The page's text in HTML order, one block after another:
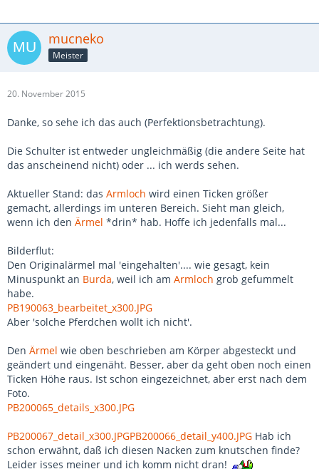
mucneko
Meister
20. November 2015
Danke, so sehe ich das auch (Perfektionsbetrachtung).
Die Schulter ist entweder ungleichmäßig (die andere Seite hat
das anscheinend nicht) oder ... ich werds sehen.
Aktueller Stand: das Armloch wird einen Ticken größer
gemacht, allerdings im unteren Bereich. Sieht man gleich,
wenn ich den Ärmel *drin* hab. Hoffe ich jedenfalls mal...
Bilderflut:
Den Originalärmel mal 'eingehalten'.... wie gesagt, kein
Minuspunkt an Burda, weil ich am Armloch grob gefummelt
habe.
PB190063_bearbeitet_x300.JPG
Aber 'solche Pferdchen wollt ich nicht'.
Den Ärmel wie oben beschrieben am Körper abgesteckt und
geändert und eingenäht. Besser, aber da geht oben noch einen
Ticken Höhe raus. Ist schon eingezeichnet, aber erst nach dem
Foto.
PB200065_details_x300.JPG
PB200067_detail_x300.JPGPB200066_detail_y400.JPG Hab ich
schon erwähnt, daß ich diesen Nacken zum knutschen finde?
Leider isses meiner und ich komm nicht dran!